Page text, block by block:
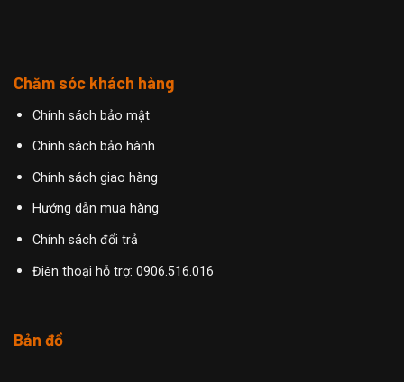
Chăm sóc khách hàng
Chính sách bảo mật
Chính sách bảo hành
Chính sách giao hàng
Hướng dẫn mua hàng
Chính sách đổi trả
Điện thoại hỗ trợ: 0906.516.016
Bản đồ